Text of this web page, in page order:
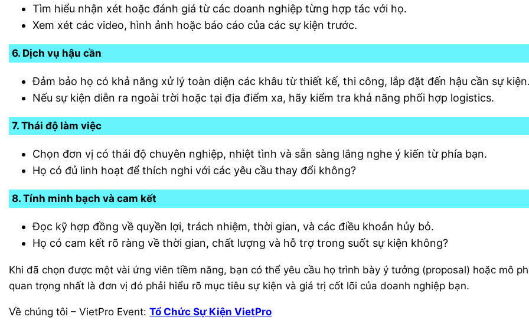
Tìm hiểu nhận xét hoặc đánh giá từ các doanh nghiệp từng hợp tác với họ.
Xem xét các video, hình ảnh hoặc báo cáo của các sự kiện trước.
6. Dịch vụ hậu cần
Đảm bảo họ có khả năng xử lý toàn diện các khâu từ thiết kế, thi công, lắp đặt đến hậu cần sự
Nếu sự kiện diễn ra ngoài trời hoặc tại địa điểm xa, hãy kiểm tra khả năng phối hợp logistics.
7. Thái độ làm việc
Chọn đơn vị có thái độ chuyên nghiệp, nhiệt tình và sẵn sàng lắng nghe ý kiến từ phía bạn.
Họ có đủ linh hoạt để thích nghi với các yêu cầu thay đổi không?
8. Tính minh bạch và cam kết
Đọc kỹ hợp đồng về quyền lợi, trách nhiệm, thời gian, và các điều khoản hủy bỏ.
Họ có cam kết rõ ràng về thời gian, chất lượng và hỗ trợ trong suốt sự kiện không?
Khi đã chọn được một vài ứng viên tiềm năng, bạn có thể yêu cầu họ trình bày ý tưởng (proposal) hoặc mô
quan trọng nhất là đơn vị đó phải hiểu rõ mục tiêu sự kiện và giá trị cốt lõi của doanh nghiệp bạn.
Về chúng tôi – VietPro Event:Tổ Chức Sự Kiện VietPro